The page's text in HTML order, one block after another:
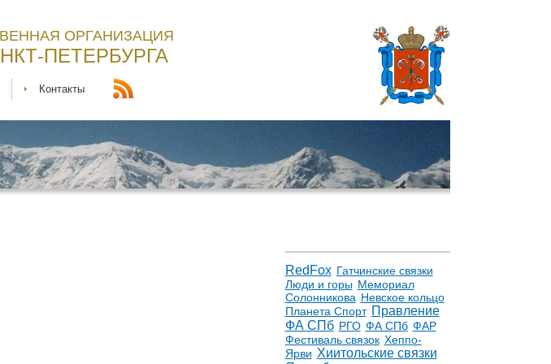
ОРГАНИЗАЦИЯ
ПЕТЕРБУРГА
Контакты
RedFox Гатчинские связки
Люди и горы Мемориал
Солонникова Невское кольцо
Планета Спорт Правление
ФА СПб РГО ФА СПб ФАР
Фестиваль связок Хеппо-
Ярви Хиитольские связки